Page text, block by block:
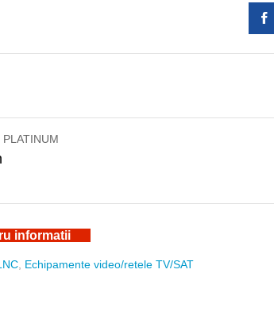
informatii
Echipamente video/retele TV/SAT